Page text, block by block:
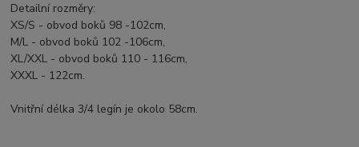
Detailní rozměry:
XS/S - obvod boků 98 -102cm,
M/L - obvod boků 102 -106cm,
XL/XXL - obvod boků 110 - 116cm,
XXXL - 122cm.
Vnitřní délka 3/4 legín je okolo 58cm.